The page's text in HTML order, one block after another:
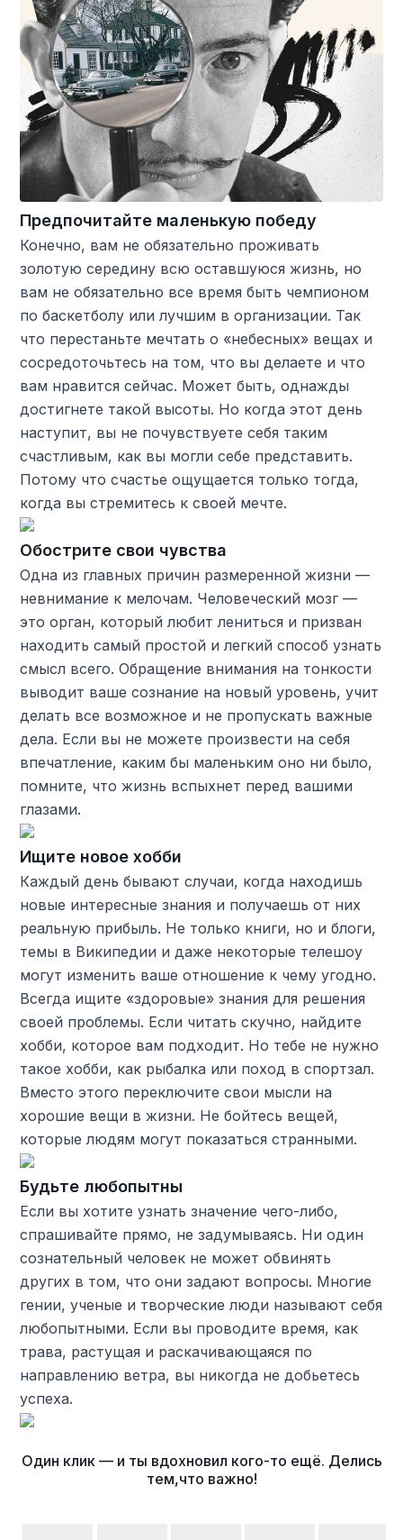
Предпочитайте маленькую победу
Конечно, вам не обязательно проживать
золотую середину всю оставшуюся жизнь, но
вам не обязательно все время быть чемпионом
по баскетболу или лучшим в организации. Так
что перестаньте мечтать о «небесных» вещах и
сосредоточьтесь на том, что вы делаете и что
вам нравится сейчас. Может быть, однажды
достигнете такой высоты. Но когда этот день
наступит, вы не почувствуете себя таким
счастливым, как вы могли себе представить.
Потому что счастье ощущается только тогда,
когда вы стремитесь к своей мечте.
Обострите свои чувства
Одна из главных причин размеренной жизни —
невнимание к мелочам. Человеческий мозг —
это орган, который любит лениться и призван
находить самый простой и легкий способ узнать
смысл всего. Обращение внимания на тонкости
выводит ваше сознание на новый уровень, учит
делать все возможное и не пропускать важные
дела. Если вы не можете произвести на себя
впечатление, каким бы маленьким оно ни было,
помните, что жизнь вспыхнет перед вашими
глазами.
Ищите новое хобби
Каждый день бывают случаи, когда находишь
новые интересные знания и получаешь от них
реальную прибыль. Не только книги, но и блоги,
темы в Википедии и даже некоторые телешоу
могут изменить ваше отношение к чему угодно.
Всегда ищите «здоровые» знания для решения
своей проблемы. Если читать скучно, найдите
хобби, которое вам подходит. Но тебе не нужно
такое хобби, как рыбалка или поход в спортзал.
Вместо этого переключите свои мысли на
хорошие вещи в жизни. Не бойтесь вещей,
которые людям могут показаться странными.
Будьте любопытны
Если вы хотите узнать значение чего-либо,
спрашивайте прямо, не задумываясь. Ни один
сознательный человек не может обвинять
других в том, что они задают вопросы. Многие
гении, ученые и творческие люди называют себя
любопытными. Если вы проводите время, как
трава, растущая и раскачивающаяся по
направлению ветра, вы никогда не добьетесь
успеха.